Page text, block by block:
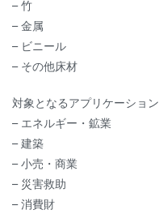
– 竹
– 金属
– ビニール
– その他床材
対象となるアプリケーション
– エネルギー・鉱業
– 建築
– 小売・商業
– 災害救助
– 消費財